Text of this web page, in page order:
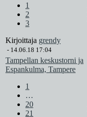
1
2
3
Kirjoittaja grendy
- 14.06.18 17:04
Tampellan keskustorni ja
Espankulma, Tampere
1
…
20
21